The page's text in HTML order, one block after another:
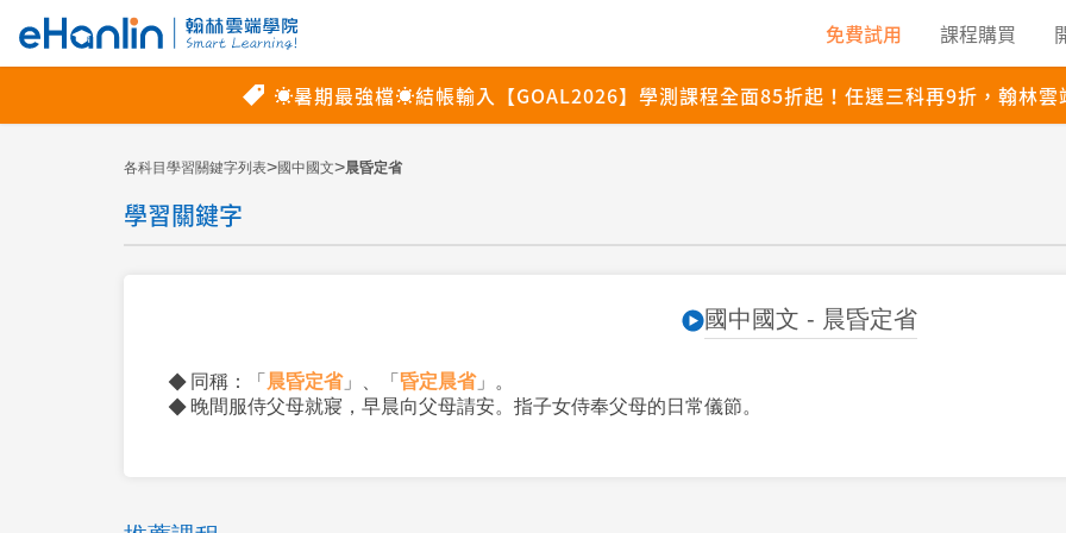
各科目學習關鍵字列表>國中國文>晨昏定省
學習關鍵字
國中國文 - 晨昏定省
同稱：「 晨昏定省」、「 昏定晨省」。
晚間服侍父母就寢，早晨向父母請安。指子女侍奉父母的日常儀節。